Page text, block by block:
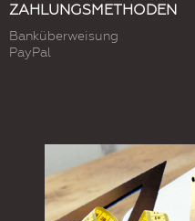
ZAHLUNGSMETHODEN
Banküberweisung
PayPal